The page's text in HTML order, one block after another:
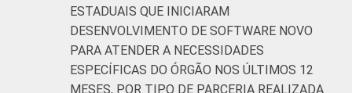
ESTADUAIS QUE INICIARAM
DESENVOLVIMENTO DE SOFTWARE NOVO
PARA ATENDER A NECESSIDADES
ESPECÍFICAS DO ÓRGÃO NOS ÚLTIMOS 12
MESES, POR TIPO DE PARCERIA REALIZADA